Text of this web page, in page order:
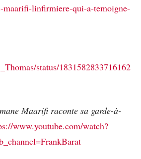
maarifi-linfirmiere-qui-a-temoigne-
status/1831582833716162
Maarifi raconte sa garde-à-
www.youtube.com/watch?